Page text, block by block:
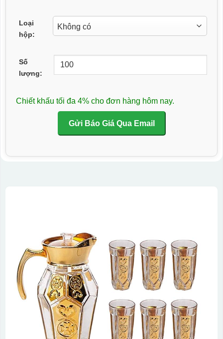
Loại
hộp:
Số
lượng:
Chiết khấu tối đa 4% cho đơn hàng hôm nay.
Gửi Báo Giá Qua Email